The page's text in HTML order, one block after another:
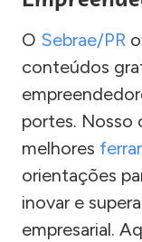
O Sebrae/PR
conteúdos
portes. Nosso
melhores
orientações
inovar e
empresarial.